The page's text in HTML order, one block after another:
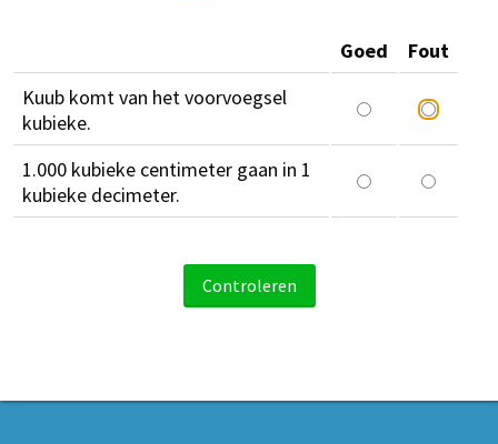
Goed
Fout
Kuub komt van het voorvoegsel
kubieke.
1.000 kubieke centimeter gaan in 1
kubieke decimeter.